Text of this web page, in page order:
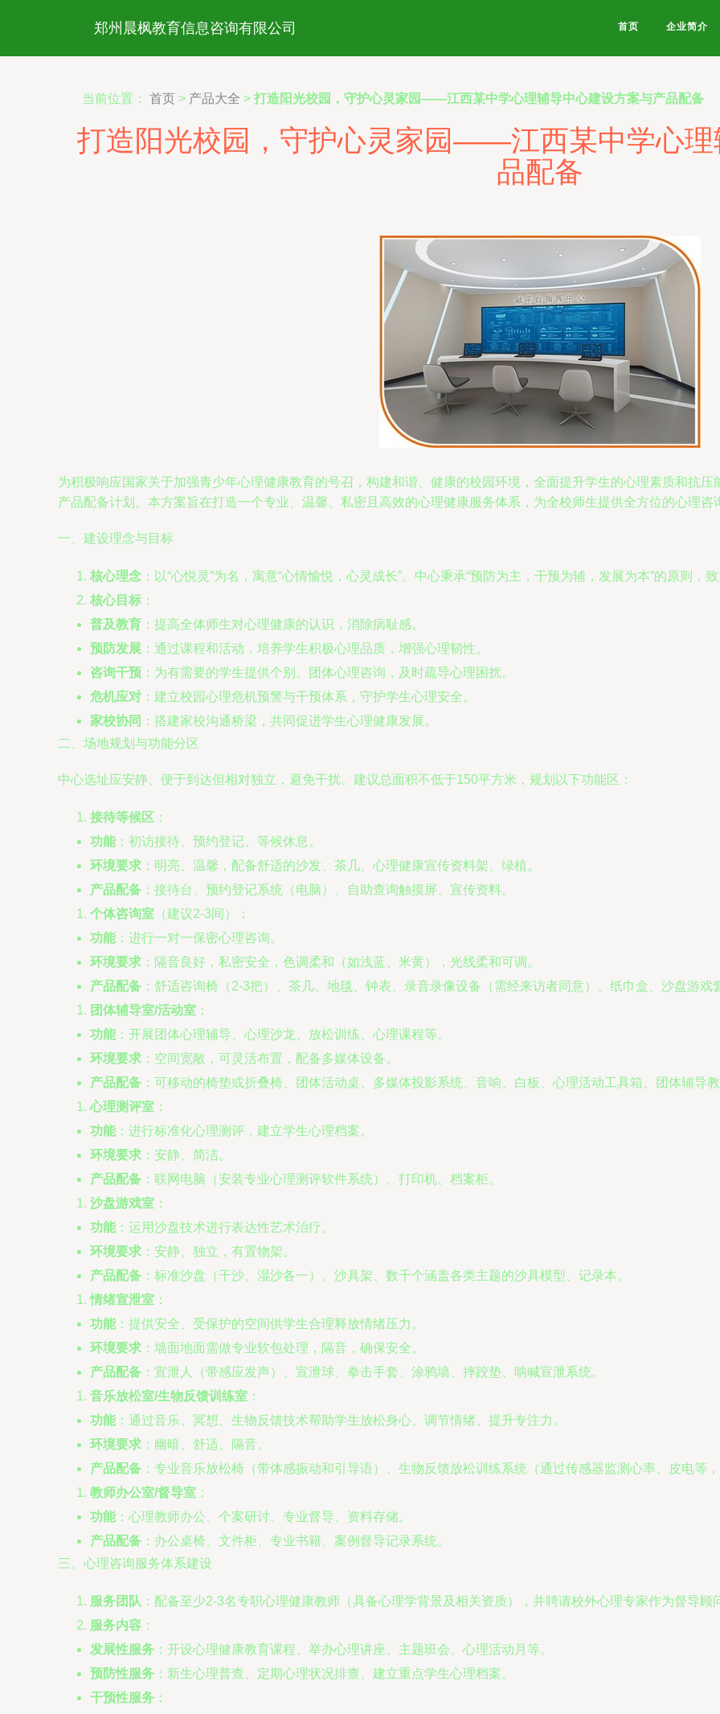
郑州晨枫教育信息咨询有限公司 首页 企业简介
当前位置： 首页 > 产品大全 > 打造阳光校园，守护心灵家园——江西某中学心理辅导中心建设方案与产品配备
打造阳光校园，守护心灵家园——江西某中学心理
品配备
为积极响应国家关于加强青少年心理健康教育的号召，构建和谐、健康的校园环境，全面提升学生的心理素质和抗
产品配备计划。本方案旨在打造一个专业、温馨、私密且高效的心理健康服务体系，为全校师生提供全方位的心理咨
一、建设理念与目标
核心理念 ：以“心悦灵”为名，寓意“心情愉悦，心灵成长”。中心秉承“预防为主，干预为辅，发展为本”的原则，
核心目标 ：
普及教育 ：提高全体师生对心理健康的认识，消除病耻感。
预防发展 ：通过课程和活动，培养学生积极心理品质，增强心理韧性。
咨询干预 ：为有需要的学生提供个别、团体心理咨询，及时疏导心理困扰。
危机应对 ：建立校园心理危机预警与干预体系，守护学生心理安全。
家校协同 ：搭建家校沟通桥梁，共同促进学生心理健康发展。
二、场地规划与功能分区
中心选址应安静、便于到达但相对独立，避免干扰。建议总面积不低于150平方米，规划以下功能区：
接待等候区 ：
功能 ：初访接待、预约登记、等候休息。
环境要求 ：明亮、温馨，配备舒适的沙发、茶几、心理健康宣传资料架、绿植。
产品配备 ：接待台、预约登记系统（电脑）、自助查询触摸屏、宣传资料。
个体咨询室 （建议2-3间）：
功能 ：进行一对一保密心理咨询。
环境要求 ：隔音良好，私密安全，色调柔和（如浅蓝、米黄），光线柔和可调。
产品配备 ：舒适咨询椅（2-3把）、茶几、地毯、钟表、录音录像设备（需经来访者同意）、纸巾盒、沙盘游
团体辅导室/活动室 ：
功能 ：开展团体心理辅导、心理沙龙、放松训练、心理课程等。
环境要求 ：空间宽敞，可灵活布置，配备多媒体设备。
产品配备 ：可移动的椅垫或折叠椅、团体活动桌、多媒体投影系统、音响、白板、心理活动工具箱、团体辅导
心理测评室 ：
功能 ：进行标准化心理测评，建立学生心理档案。
环境要求 ：安静、简洁。
产品配备 ：联网电脑（安装专业心理测评软件系统）、打印机、档案柜。
沙盘游戏室 ：
功能 ：运用沙盘技术进行表达性艺术治疗。
环境要求 ：安静、独立，有置物架。
产品配备 ：标准沙盘（干沙、湿沙各一）、沙具架、数千个涵盖各类主题的沙具模型、记录本。
情绪宣泄室 ：
功能 ：提供安全、受保护的空间供学生合理释放情绪压力。
环境要求 ：墙面地面需做专业软包处理，隔音，确保安全。
产品配备 ：宣泄人（带感应发声）、宣泄球、拳击手套、涂鸦墙、摔跤垫、呐喊宣泄系统。
音乐放松室/生物反馈训练室 ：
功能 ：通过音乐、冥想、生物反馈技术帮助学生放松身心、调节情绪、提升专注力。
环境要求 ：幽暗、舒适、隔音。
产品配备 ：专业音乐放松椅（带体感振动和引导语）、生物反馈放松训练系统（通过传感器监测心率、皮电等
教师办公室/督导室 ：
功能 ：心理教师办公、个案研讨、专业督导、资料存储。
产品配备 ：办公桌椅、文件柜、专业书籍、案例督导记录系统。
三、心理咨询服务体系建设
服务团队 ：配备至少2-3名专职心理健康教师（具备心理学背景及相关资质），并聘请校外心理专家作为督导
服务内容 ：
发展性服务 ：开设心理健康教育课程、举办心理讲座、主题班会、心理活动月等。
预防性服务 ：新生心理普查、定期心理状况排查、建立重点学生心理档案。
干预性服务 ：